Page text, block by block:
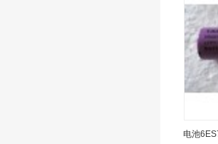
网卡
电池